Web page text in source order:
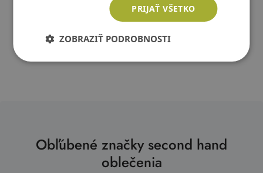
Obľúbené značky second hand
oblečenia
PRIJAŤ VŠETKO
ZOBRAZIŤ PODROBNOSTI